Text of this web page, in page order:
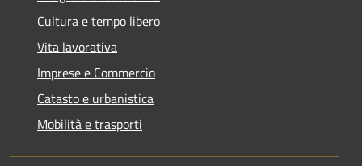
Cultura e tempo libero
Vita lavorativa
Imprese e Commercio
Catasto e urbanistica
Mobilità e trasporti